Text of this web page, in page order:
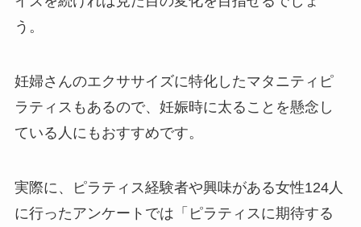
う。
妊婦さんのエクササイズに特化したマタニティピ
ラティスもあるので、妊娠時に太ることを懸念し
ている人にもおすすめです。
実際に、ピラティス経験者や興味がある女性124人
に行ったアンケートでは「ピラティスに期待する